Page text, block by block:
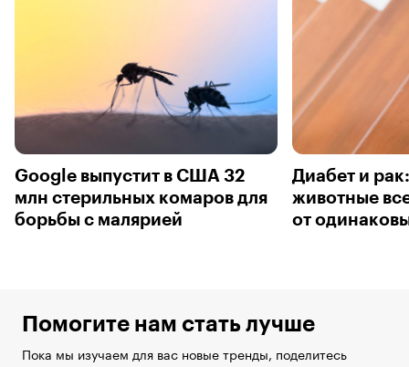
Google выпустит в США 32
млн стерильных комаров для
борьбы с малярией
Диабет и
животные
от
Помогите нам стать лучше
Пока мы изучаем для вас новые тренды, поделитесь